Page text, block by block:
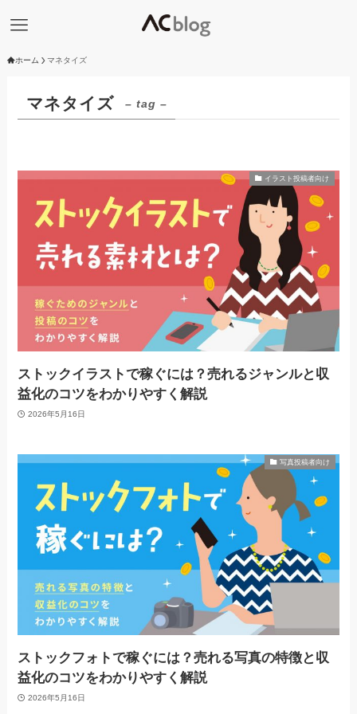
ホーム マネタイズ
マネタイズ – tag –
イラスト投稿者向け
ストックイラストで稼ぐには？売れるジャンルと収
益化のコツをわかりやすく解説
2026年5月16日
写真投稿者向け
ストックフォトで稼ぐには？売れる写真の特徴と収
益化のコツをわかりやすく解説
2026年5月16日